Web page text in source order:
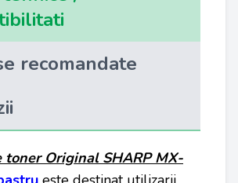
recomandate
toner Original SHARP MX-